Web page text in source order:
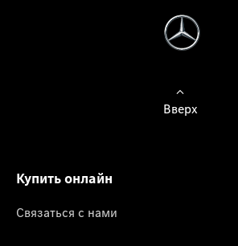
Вверх
Купить онлайн
Связаться с нами